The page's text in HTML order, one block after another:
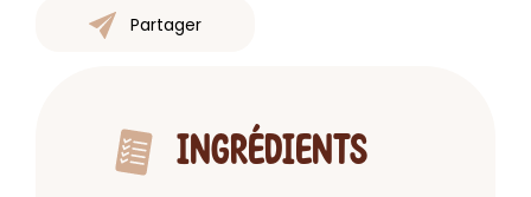
Partager
INGRÉDIENTS